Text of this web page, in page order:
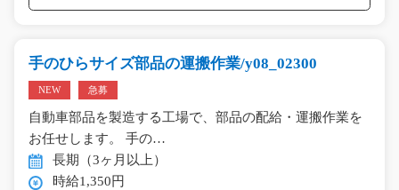
手のひらサイズ部品の運搬作業/y08_02300
NEW 急募
自動車部品を製造する工場で、部品の配給・運搬作業を
お任せします。 手の…
長期（3ヶ月以上）
時給1,350円